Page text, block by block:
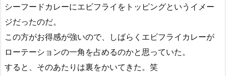
シーフードカレーにエビフライをトッピングというイメー
ジだったのだ。
この方がお得感が強いので、しばらくエビフライカレーが
ローテーションの一角を占めるのかと思っていた。
すると、そのあたりは裏をかいてきた。笑